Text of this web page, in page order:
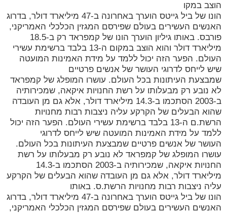
הוצב במקו
הונו של ביל גייטס הוערך באחרונה ב-47 מיליארד דולר, בדרוג
האנשים העשירים בעולם שפירסם המגזין הכלכלי האמריקני,
פורבס. באותו גיליון הוערך הונו של קמפראד רק ב-18.5
מיליארד דולר והוא הוצב במקום ה-13 בלבד ברשימת עשירי
העולם. הפער הזה יכול ללמד על מידת האמינות המועטה
שיש לייחס לדרוגי העושר של אנשים פרטיים
שמבצעת העיתונות בכל העולם. עושרו המופלג של קמפראד
לא נובע רק מבעלותו על רשת החנויות איקאה, שמכירותיה
ב-2003 הסתכמו ב-14.3 מיליארד דולר, אלא גם מן העובדה
שהוא הבעלים של הקרקע עליה ניצבות רבות מחנויות
הרשת.ם ה-13 בלבד ברשימת עשירי העולם. הפער הזה יכול
ללמד על מידת האמינות המועטה שיש לייחס לדרוגי
העושר של אנשים פרטיים שמבצעת העיתונות בכל העולם.
עושרו המופלג של קמפראד לא נובע רק מבעלותו על רשת
החנויות איקאה, שמכירותיה ב-2003 הסתכמו ב-14.3
מיליארד דולר, אלא גם מן העובדה שהוא הבעלים של הקרקע
עליה ניצבות רבות מחנויות הרשת.ס. באותו
הונו של ביל גייטס הוערך באחרונה ב-47 מיליארד דולר, בדרוג
האנשים העשירים בעולם שפירסם המגזין הכלכלי האמריקני,